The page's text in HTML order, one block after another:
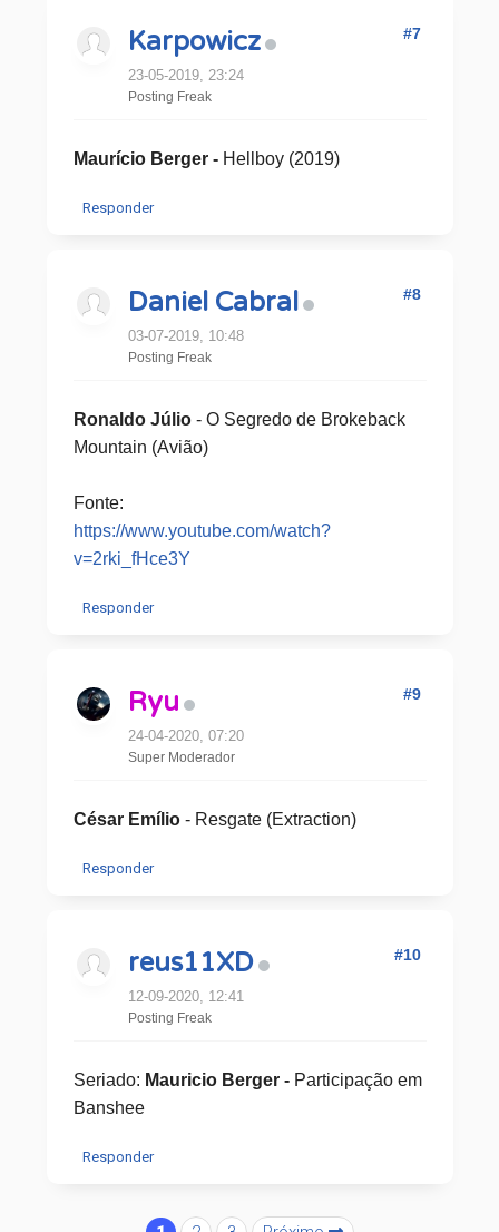
Karpowicz
23-05-2019, 23:24
Posting Freak
#7
Maurício Berger - Hellboy (2019)
Responder
Daniel Cabral
03-07-2019, 10:48
Posting Freak
#8
Ronaldo Júlio- O Segredo de Brokeback
Mountain (Avião)
Fonte:
https://www.youtube.com/watch?
v=2rki_fHce3Y
Responder
Ryu
24-04-2020, 07:20
Super Moderador
#9
César Emílio- Resgate (Extraction)
Responder
reus11XD
12-09-2020, 12:41
Posting Freak
#10
Seriado: Mauricio Berger - ​Participação em
Banshee
Responder